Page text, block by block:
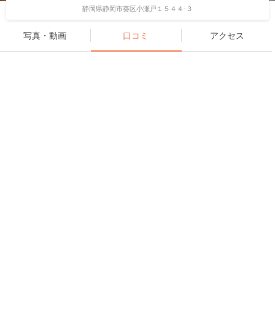
静岡県静岡市葵区小瀬戸１５４４-３
写真・動画 口コミ アクセス